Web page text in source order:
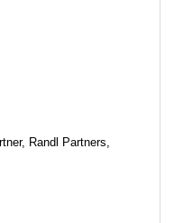
Randl Partners,